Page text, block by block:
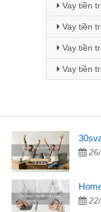
Vay tiền
Vay tiền
Vay tiền
Vay tiền
quảng cáo trên
nhà, sinh nhật bạn bè,
tôi quyết định vay